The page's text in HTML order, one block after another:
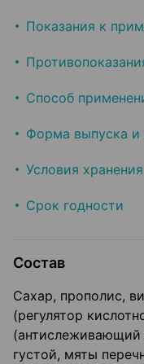
Показания к
Способ
Форма выпуска и
Условия хранения
Срок годности
Состав
Сахар, прополис,
(регулятор
(антислеживающий
густой, мяты